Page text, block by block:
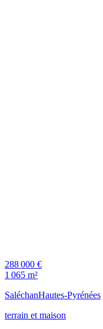
288 000 €
1 065 m²
SaléchanHautes-Pyrénées
terrain et maison